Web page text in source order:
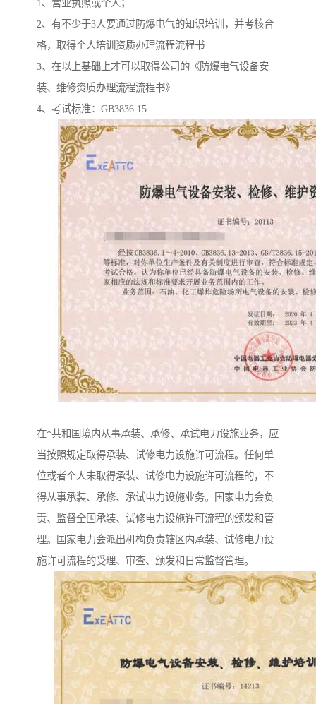
1、营业执照或个人；
2、有不少于3人要通过防爆电气的知识培训，并考核合
格，取得个人培训资质办理流程流程书
3、在以上基础上才可以取得公司的《防爆电气设备安
装、维修资质办理流程流程书》
4、考试标准：GB3836.15
在*共和国境内从事承装、承修、承试电力设施业务，应
当按照规定取得承装、试修电力设施许可流程。任何单
位或者个人未取得承装、试修电力设施许可流程的，不
得从事承装、承修、承试电力设施业务。国家电力会负
责、监督全国承装、试修电力设施许可流程的颁发和管
理。国家电力会派出机构负责辖区内承装、试修电力设
施许可流程的受理、审查、颁发和日常监督管理。